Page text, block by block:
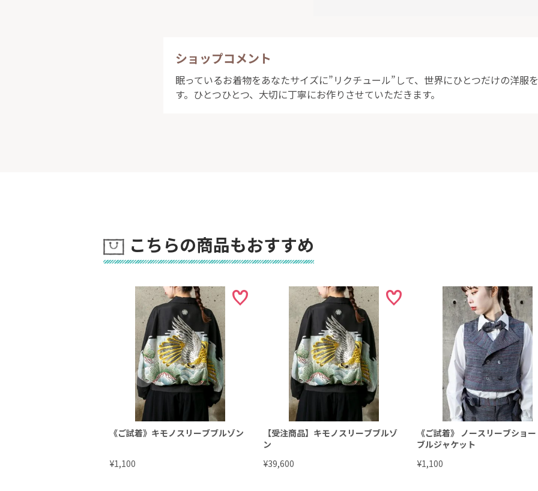
ショップコメント
眠っているお着物をあなたサイズに”リクチュール”して、世界にひとつだけの洋服
す。ひとつひとつ、大切に丁寧にお作りさせていただきます。
こちらの商品もおすすめ
《ご試着》キモノスリーブブルゾン
¥1,100
【受注商品】キモノスリーブブルゾ
ン
¥39,600
《ご試着》 ノースリーブショ
ブルジャケット
¥1,100